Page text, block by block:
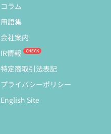
コラム
用語集
会社案内
IR情報
特定商取引法表記
プライバシーポリシー
English Site